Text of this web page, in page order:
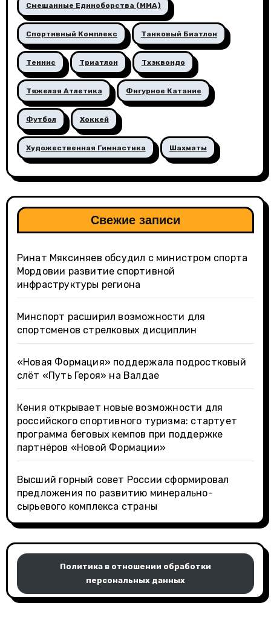
Смешанные Единоборства (ММА)
Спортивный Комплекс Танковый Биатлон
Теннис Триатлон Тхэквондо
Тяжелая Атлетика Фигурное Катание
Футбол Хоккей
Художественная Гимнастика Шахматы
Свежие записи
Ринат Мяксиняев обсудил с министром спорта
Мордовии развитие спортивной
инфраструктуры региона
Минспорт расширил возможности для
спортсменов стрелковых дисциплин
«Новая Формация» поддержала подростковый
слёт «Путь Героя» на Валдае
Кения открывает новые возможности для
российского спортивного туризма: стартует
программа беговых кемпов при поддержке
партнёров «Новой Формации»
Высший горный совет России сформировал
предложения по развитию минерально-
сырьевого комплекса страны
Политика в отношении обработки
персональных данных